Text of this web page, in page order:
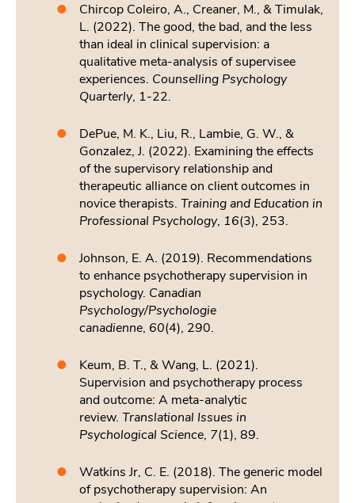
Chircop Coleiro, A., Creaner, M., & Timulak,
L. (2022). The good, the bad, and the less
than ideal in clinical supervision: a
qualitative meta-analysis of supervisee
experiences. Counselling Psychology
Quarterly, 1-22.
DePue, M. K., Liu, R., Lambie, G. W., &
Gonzalez, J. (2022). Examining the effects
of the supervisory relationship and
therapeutic alliance on client outcomes in
novice therapists. Training and Education in
Professional Psychology, 16(3), 253.
Johnson, E. A. (2019). Recommendations
to enhance psychotherapy supervision in
psychology. Canadian
Psychology/Psychologie
canadienne, 60(4), 290.
Keum, B. T., & Wang, L. (2021).
Supervision and psychotherapy process
and outcome: A meta-analytic
review. Translational Issues in
Psychological Science, 7(1), 89.
Watkins Jr, C. E. (2018). The generic model
of psychotherapy supervision: An